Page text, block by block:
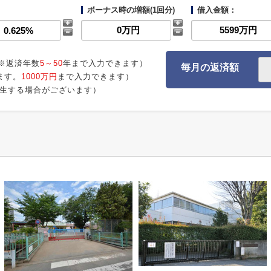
ボーナス時の増額(1回分) 借入金額：
済年数5～50年まで入力できます）
。 1000万円 まで入力できます）
する場合がございます）
毎月の返済額